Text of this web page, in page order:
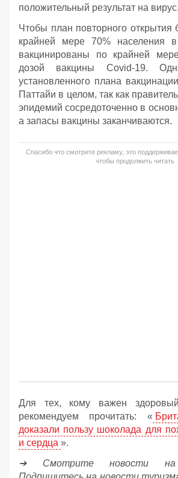
положительный результат на вирус.
Чтобы план повторного открытия
крайней мере 70% населения
вакцинированы по крайней
дозой вакцины Covid-19.
установленного плана
Паттайи в целом, так как
эпидемий сосредоточенно в
а запасы вакцины заканчиваются.
Спасибо что смотрите рекламу, это
чтобы продолжить читать
Для тех, кому важен
рекомендуем прочитать: «
доказали пользу шоколада для
и сердца ».
➔ Смотрите новости на